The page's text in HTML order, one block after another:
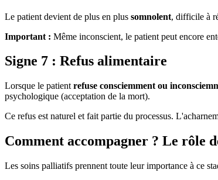
Le patient devient de plus en plus somnolent, difficile à
Important : Même inconscient, le patient peut encore
Signe 7 : Refus alimentaire
Lorsque le patient refuse consciemment ou
psychologique (acceptation de la mort).
Ce refus est naturel et fait partie du processus.
Comment accompagner ? Le rôle
Les soins palliatifs prennent toute leur importance à ce